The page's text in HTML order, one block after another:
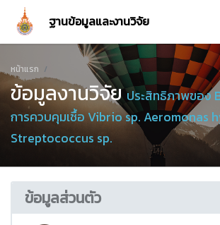
ฐานข้อมูลและงานวิจัย
หน้าแรก
ข้อมูลงานวิจัยประสิทธิภาพของ
การควบคุมเชื้อ Vibrio sp. Aeromonas
Streptococcus sp.
ข้อมูลส่วนตัว